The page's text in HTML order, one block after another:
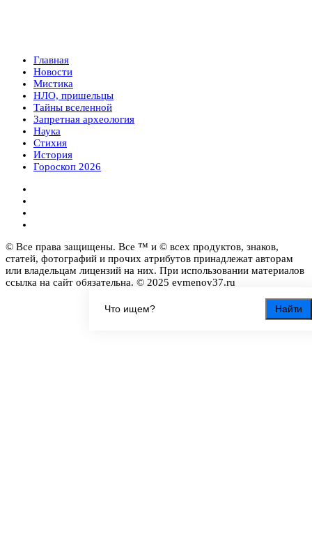
Найти
Главная
Новости
Мистика
НЛО, пришельцы
Тайны вселенной
Запретная археология
Наука
Стихия
История
Гороскоп 2026
© Все права защищены. Все ™ и © всех продуктов, знаков,
статей, фотографий и прочих атрибутов принадлежат авторам
или владельцам лицензий на них. При использовании материалов
ссылка на сайт обязательна. © 2025 evmenov37.ru